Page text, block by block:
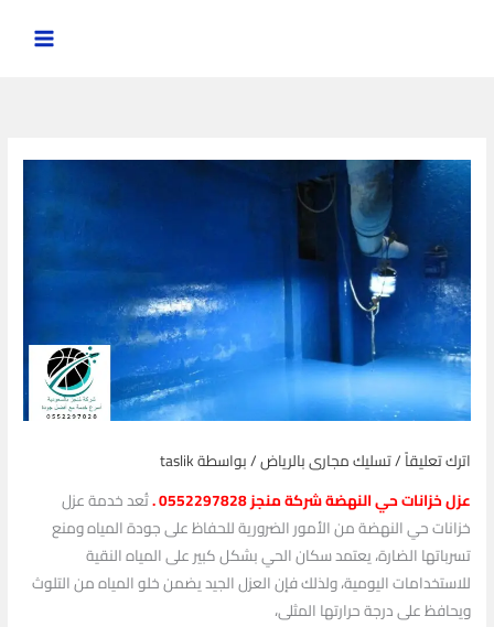
اترك تعليقاً/تسليك مجارى بالرياض/ بواسطةtaslik
عزل خزانات حي النهضة شركة منجز 0552297828 .
تُعد خدمة عزل
خزانات حي النهضة من الأمور الضرورية للحفاظ على جودة المياه ومنع
تسرباتها الضارة، يعتمد سكان الحي بشكل كبير على المياه النقية
للاستخدامات اليومية، ولذلك فإن العزل الجيد يضمن خلو المياه من التلوث
ويحافظ على درجة حرارتها المثلى،